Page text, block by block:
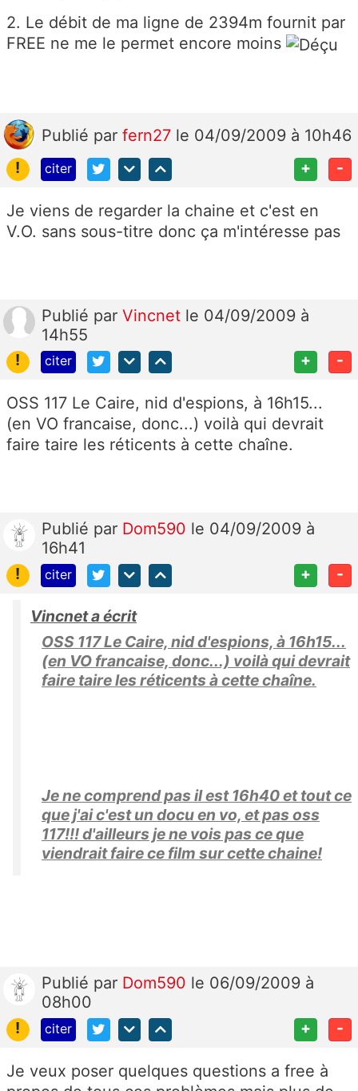
2. Le débit de ma ligne de 2394m fournit par
FREE ne me le permet encore moins
Publié par fern27 le 04/09/2009 à 10h46
!
citer + -
Je viens de regarder la chaine et c'est en
V.O. sans sous-titre donc ça m'intéresse pas
Publié par Vincnet le 04/09/2009 à
14h55
!
citer + -
OSS 117 Le Caire, nid d'espions, à 16h15...
(en VO francaise, donc...) voilà qui devrait
faire taire les réticents à cette chaîne.
Publié par Dom590 le 04/09/2009 à
16h41
!
citer + -
Vincnet a écrit
OSS 117 Le Caire, nid d'espions, à 16h15...
(en VO francaise, donc...) voilà qui devrait
faire taire les réticents à cette chaîne.
Je ne comprend pas il est 16h40 et tout ce
que j'ai c'est un docu en vo, et pas oss
117!!! d'ailleurs je ne vois pas ce que
viendrait faire ce film sur cette chaine!
Publié par Dom590 le 06/09/2009 à
08h00
!
citer + -
Je veux poser quelques questions a free à